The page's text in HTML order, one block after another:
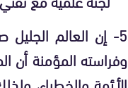
5- إن العالم
وفراسته المؤمنة أن